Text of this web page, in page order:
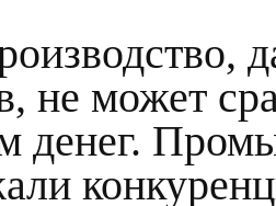
не может
денег.